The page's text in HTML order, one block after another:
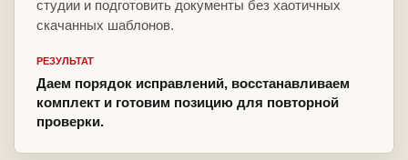
студии и подготовить документы без хаотичных
скачанных шаблонов.
РЕЗУЛЬТАТ
Даем порядок исправлений, восстанавливаем
комплект и готовим позицию для повторной
проверки.